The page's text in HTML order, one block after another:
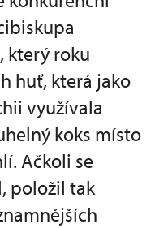
který roku
huť, která jako
využívala
koks místo
Ačkoli se
položil tak